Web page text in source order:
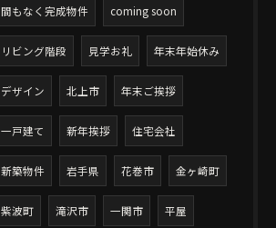
間もなく完成物件 coming soon
リビング階段 見学お礼 年末年始休み
デザイン 北上市 年末ご挨拶
一戸建て 新年挨拶 住宅会社
新築物件 岩手県 花巻市 金ヶ崎町
紫波町 滝沢市 一関市 平屋